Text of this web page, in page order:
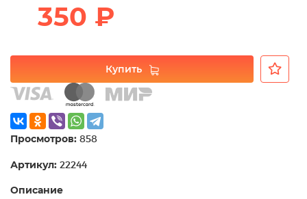
350 ₽
Купить
Просмотров: 858
Артикул: 22244
Описание